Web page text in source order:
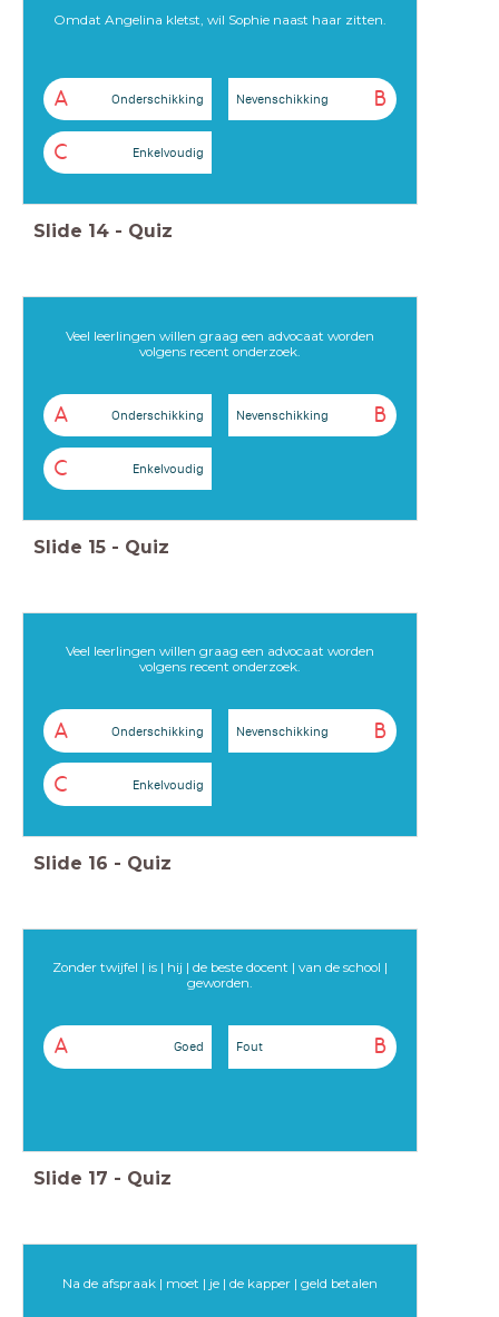
Omdat Angelina kletst, wil Sophie naast haar zitten.
A Onderschikking B
Nevenschikking
C Enkelvoudig
Slide 14 - Quiz
Veel leerlingen willen graag een advocaat worden
volgens recent onderzoek.
A Onderschikking B
Nevenschikking
C Enkelvoudig
Slide 15 - Quiz
Veel leerlingen willen graag een advocaat worden
volgens recent onderzoek.
A Onderschikking B
Nevenschikking
C Enkelvoudig
Slide 16 - Quiz
Zonder twijfel | is | hij | de beste docent | van de school |
geworden.
A Goed B
Fout
Slide 17 - Quiz
Na de afspraak | moet | je | de kapper | geld betalen